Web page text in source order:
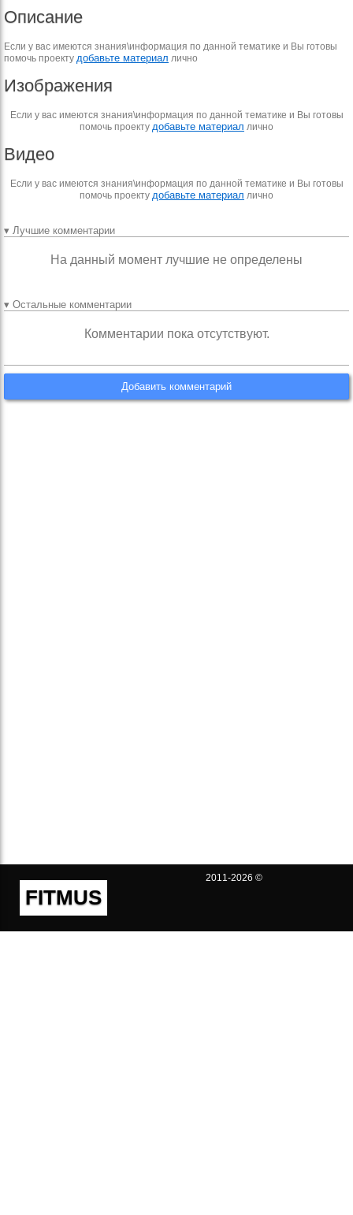
Описание
Если у вас имеются знания\информация по данной тематике и Вы готовы
помочь проекту добавьте материал лично
Изображения
Если у вас имеются знания\информация по данной тематике и Вы готовы
помочь проекту добавьте материал лично
Видео
Если у вас имеются знания\информация по данной тематике и Вы готовы
помочь проекту добавьте материал лично
▾ Лучшие комментарии
На данный момент лучшие не определены
▾ Остальные комментарии
Комментарии пока отсутствуют.
Добавить комментарий
FITMUS
2011-2026 ©